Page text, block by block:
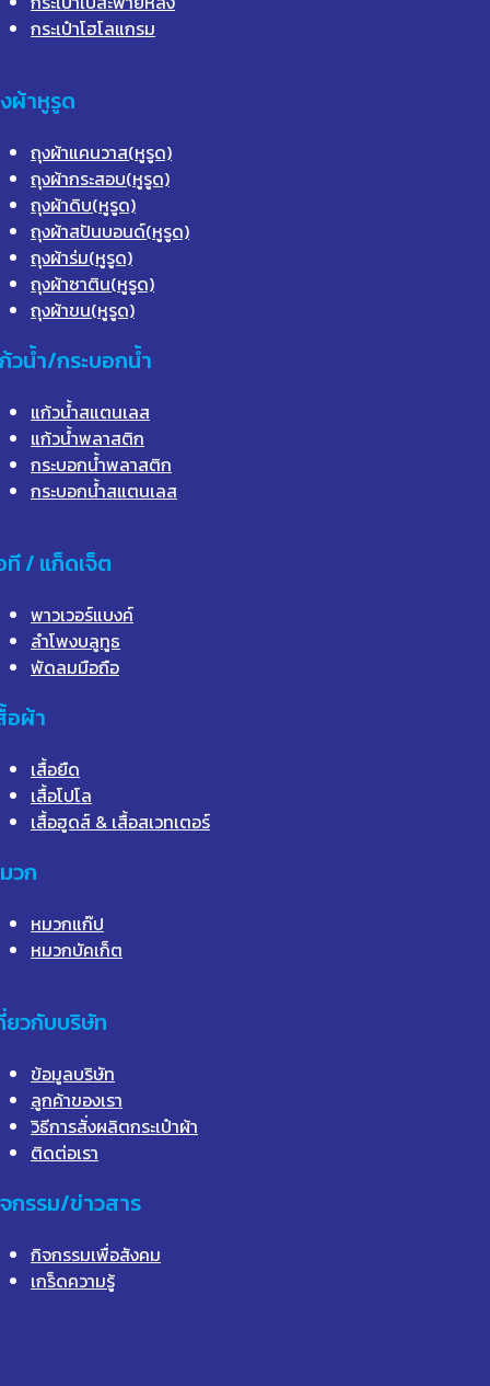
กระเป๋าโฮโลแกรม
ผ้าหูรูด
ถุงผ้าแคนวาส(หูรูด)
ถุงผ้ากระสอบ(หูรูด)
ถุงผ้าดิบ(หูรูด)
ถุงผ้าสปันบอนด์(หูรูด)
ถุงผ้าร่ม(หูรูด)
ถุงผ้าซาติน(หูรูด)
ถุงผ้าขน(หูรูด)
วน้ำ/กระบอกน้ำ
แก้วน้ำสแตนเลส
แก้วน้ำพลาสติก
กระบอกน้ำพลาสติก
กระบอกน้ำสแตนเลส
ที / แก็ดเจ็ต
พาวเวอร์แบงค์
ลำโพงบลูทูธ
พัดลมมือถือ
อผ้า
เสื้อยืด
เสื้อโปโล
เสื้อฮูดส์ & เสื้อสเวทเตอร์
วก
หมวกแก๊ป
หมวกบัคเก็ต
ยวกับบริษัท
ข้อมูลบริษัท
ลูกค้าของเรา
วิธีการสั่งผลิตกระเป๋าผ้า
ติดต่อเรา
กรรม/ข่าวสาร
กิจกรรมเพื่อสังคม
เกร็ดความรู้